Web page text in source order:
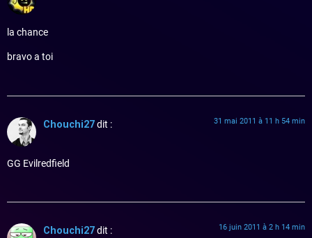
la chance
bravo a toi
Chouchi27dit : 31 mai 2011 à 11 h 54 min
GG Evilredfield
Chouchi27dit : 16 juin 2011 à 2 h 14 min